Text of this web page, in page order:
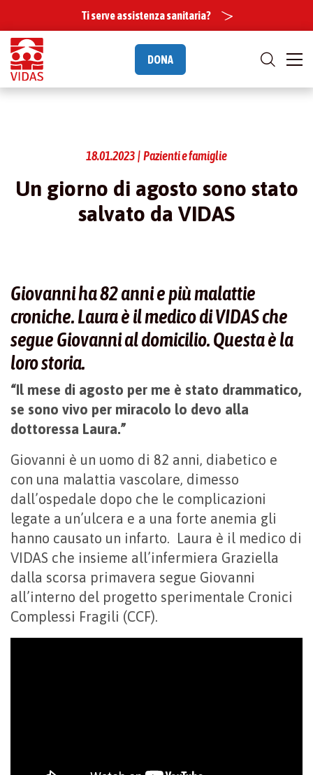
Ti serve assistenza sanitaria?
DONA
18.01.2023 | Pazienti e famiglie
Un giorno di agosto sono stato
salvato da VIDAS
Giovanni ha 82 anni e più malattie
croniche. Laura è il medico di VIDAS che
segue Giovanni al domicilio. Questa è la
loro storia.
“Il mese di agosto per me è stato drammatico,
se sono vivo per miracolo lo devo alla
dottoressa Laura.”
Giovanni è un uomo di 82 anni, diabetico e
con una malattia vascolare, dimesso
dall’ospedale dopo che le complicazioni
legate a un’ulcera e a una forte anemia gli
hanno causato un infarto. Laura è il medico di
VIDAS che insieme all’infermiera Graziella
dalla scorsa primavera segue Giovanni
all’interno del progetto sperimentale Cronici
Complessi Fragili (CCF).